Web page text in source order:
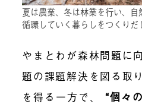
夏は農業、冬は林業を行い、
循環していく暮らしをつくりだ
やまとわが森林問題に
題の課題解決を図る取
を得る一方で、 “個々